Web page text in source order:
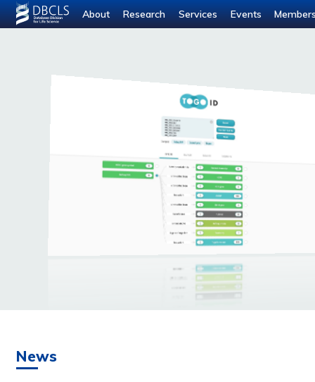
About Research Services Events
News